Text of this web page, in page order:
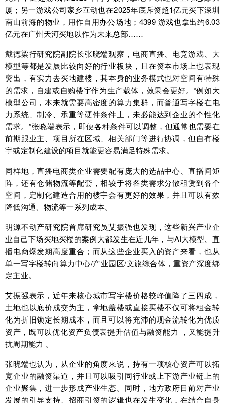
厦；另一游戏公司家乡互动也在2025年底斥资超1亿元买下深圳
南山前海的物业，用作自用办公场地；4399 游戏也拿出约6.03
亿元在广州天河买地以作为未来总部……
戴德梁行研究院副院长张晓端观察，电商直播、电竞游戏、大
模型等都是发展比较向好的行业板块，且在资本市场上也表现
突出，有实力去买地建楼，其本身的业务模式也对空间有特殊
的需求，自建或自购楼宇作为生产载体，效果会更好。“例如大
模型公司，本来就需要高密度的算力集群，而普通写字楼在电
力系统、制冷、承重等硬件条件上，未必能达到企业的个性化
需求。”张晓端表示，即便各种条件可以调整，但通常也需要在
前期跟业主、项目所在区域、相关部门等进行协调，但自有楼
宇或定制化建设的项目就能更容易满足特殊需求。
同样地，直播电商类企业需要配有庞大的选品中心、直播间矩
阵，还有仓储物流等配套，相较于将各类需求分散租赁到各个
空间，定制化建造合用的楼宇会有更好的效果，并且可以有效
降低沟通、物流等一系列成本。
明源不动产研究院首席研究员艾振强也发现，这些新兴产业企
业自己下场买地买楼的案例大都发生在近几年，与AI大模型、直
播电商爆发期高度重合；而从这些企业买入的资产来看，也从
单一写字楼转向算力中心/产业园区/文旅综合体，重资产深度绑
定主业。
艾振强表示，近年来核心城市写字楼价格较峰值降了三四成，
土地也以底价成交为主，拿地盖楼或直接买楼不仅可将租金转
化为折旧锁定长期成本，而且可以将充沛的现金流转化为优质
资产，既可以优化资产负债表提升估值与融资能力 ，又能提升
抗周期能力 。
张晓端也认为，从企业的角度来说，持有一项核心资产可以拓
宽企业的融资渠道，并且可以吸引同行业或上下游产业链上的
企业聚集，进一步形成产业生态。同时，地方政府目前对产业
发展的引导支持、招商引资的逻辑也在发生变化，在结合自身